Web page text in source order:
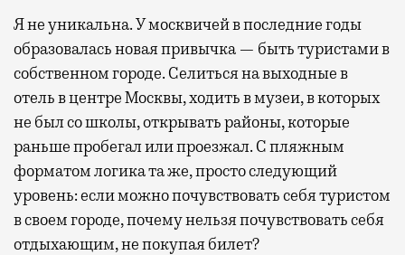
Я не уникальна. У москвичей в последние годы
образовалась новая привычка — быть туристами в
собственном городе. Селиться на выходные в
отель в центре Москвы, ходить в музеи, в которых
не был со школы, открывать районы, которые
раньше пробегал или проезжал. С пляжным
форматом логика та же, просто следующий
уровень: если можно почувствовать себя туристом
в своем городе, почему нельзя почувствовать себя
отдыхающим, не покупая билет?